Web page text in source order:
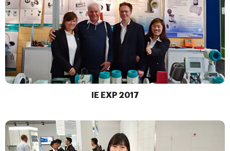
IE EXP 2017